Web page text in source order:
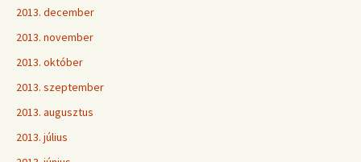
2013. december
2013. november
2013. október
2013. szeptember
2013. augusztus
2013. július